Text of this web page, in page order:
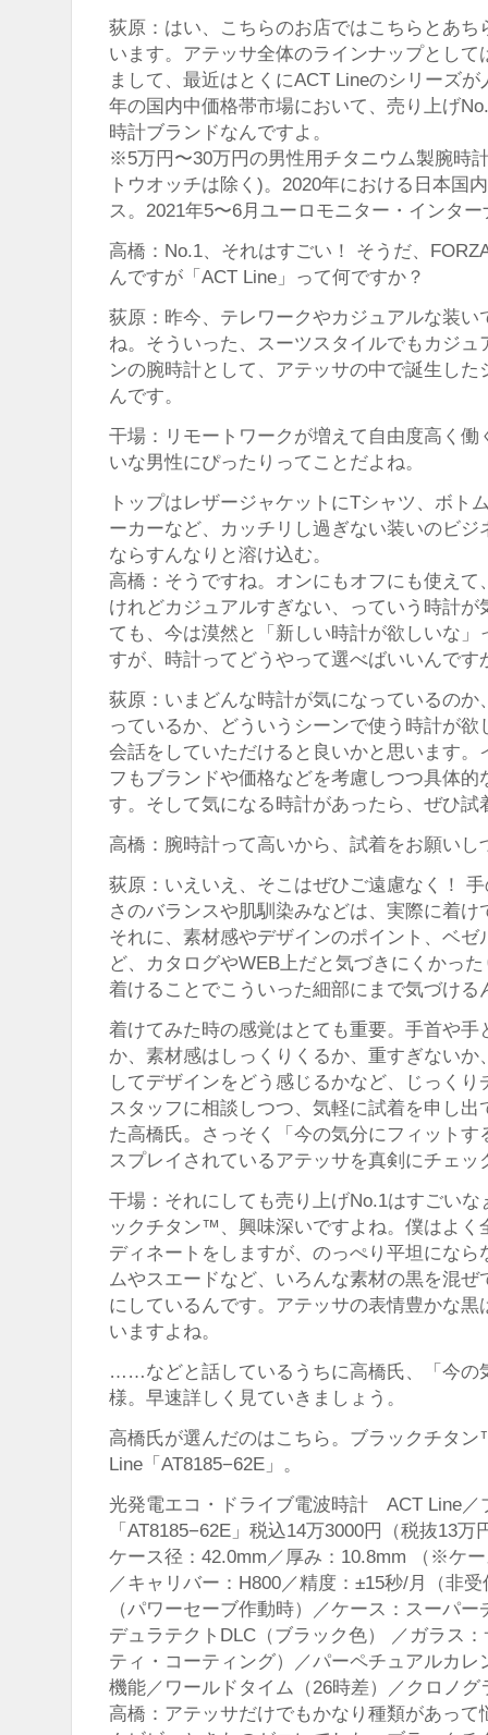
荻原：はい、こちらのお店ではこちらとあ
います。アテッサ全体のラインナップとして
まして、最近はとくにACT Lineのシリーズ
年の国内中価格帯市場において、売り上げ
時計ブランドなんですよ。
※5万円〜30万円の男性用チタニウム製腕時
トウオッチは除く)。2020年における日本国
ス。2021年5〜6月ユーロモニター・インタ
高橋：No.1、それはすごい！ そうだ、
んですが「ACT Line」って何ですか？
荻原：昨今、テレワークやカジュアルな装
ね。そういった、スーツスタイルでもカジ
ンの腕時計として、アテッサの中で誕生した
んです。
干場：リモートワークが増えて自由度高く
いな男性にぴったりってことだよね。
トップはレザージャケットにTシャツ、ボト
ーカーなど、カッチリし過ぎない装いのビ
ならすんなりと溶け込む。
高橋：そうですね。オンにもオフにも使え
けれどカジュアルすぎない、っていう時計
ても、今は漠然と「新しい時計が欲しいな
すが、時計ってどうやって選べばいいんです
荻原：いまどんな時計が気になっているの
っているか、どういうシーンで使う時計が
会話をしていただけると良いかと思います
フもブランドや価格などを考慮しつつ具体
す。そして気になる時計があったら、ぜひ試
高橋：腕時計って高いから、試着をお願い
荻原：いえいえ、そこはぜひご遠慮なく！
さのバランスや肌馴染みなどは、実際に着
それに、素材感やデザインのポイント、ベ
ど、カタログやWEB上だと気づきにくかっ
着けることでこういった細部にまで気づける
着けてみた時の感覚はとても重要。手首や手
か、素材感はしっくりくるか、重すぎない
してデザインをどう感じるかなど、じっくり
スタッフに相談しつつ、気軽に試着を申し
た高橋氏。さっそく「今の気分にフィット
スプレイされているアテッサを真剣にチェッ
干場：それにしても売り上げNo.1はすごい
ックチタン™、興味深いですよね。僕はよく
ディネートをしますが、のっぺり平坦にな
ムやスエードなど、いろんな素材の黒を混
にしているんです。アテッサの表情豊かな
いますよね。
……などと話しているうちに高橋氏、「今の
様。早速詳しく見ていきましょう。
高橋氏が選んだのはこちら。ブラックチタ
Line「AT8185−62E」。
光発電エコ・ドライブ電波時計 ACT Line
「AT8185−62E」税込14万3000円（税抜13万
ケース径：42.0mm／厚み：10.8mm （※ケ
／キャリバー：H800／精度：±15秒/月（非
（パワーセーブ作動時）／ケース：スーパ
デュラテクトDLC（ブラック色） ／ガラス
ティ・コーティング）／パーペチュアルカ
機能／ワールドタイム（26時差）／クロノ
高橋：アテッサだけでもかなり種類があっ